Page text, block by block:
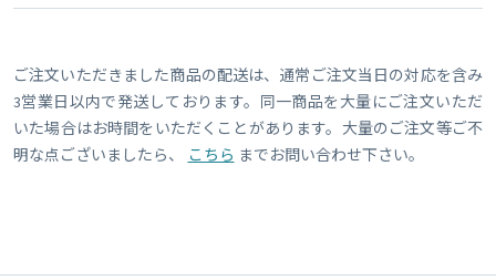
ご注文いただきました商品の配送は、通常ご注文当日の対応を含み
3営業日以内で発送しております。同一商品を大量にご注文いただ
いた場合はお時間をいただくことがあります。大量のご注文等ご不
明な点ございましたら、
こちら までお問い合わせ下さい。